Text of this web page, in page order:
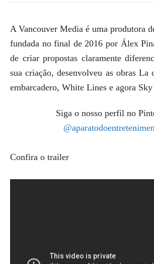
A Vancouver Media é uma produtora
fundada no final de 2016 por Álex
de criar propostas claramente
sua criação, desenvolveu as obras La
embarcadero, White Lines e agora
Siga o nosso perfil no
Confira o trailer